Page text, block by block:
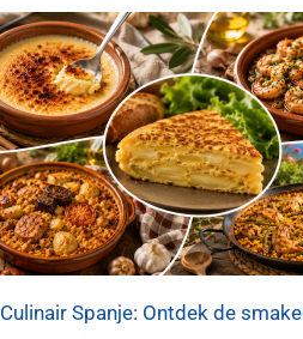
Culinair Spanje: Ontdek de